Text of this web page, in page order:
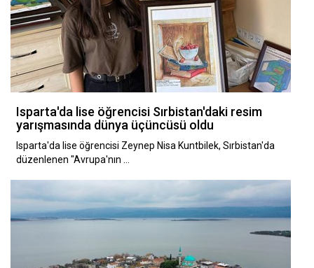
Isparta'da lise öğrencisi Sırbistan'daki resim
yarışmasında dünya üçüncüsü oldu
Isparta'da lise öğrencisi Zeynep Nisa Kuntbilek, Sırbistan'da
düzenlenen "Avrupa'nın …